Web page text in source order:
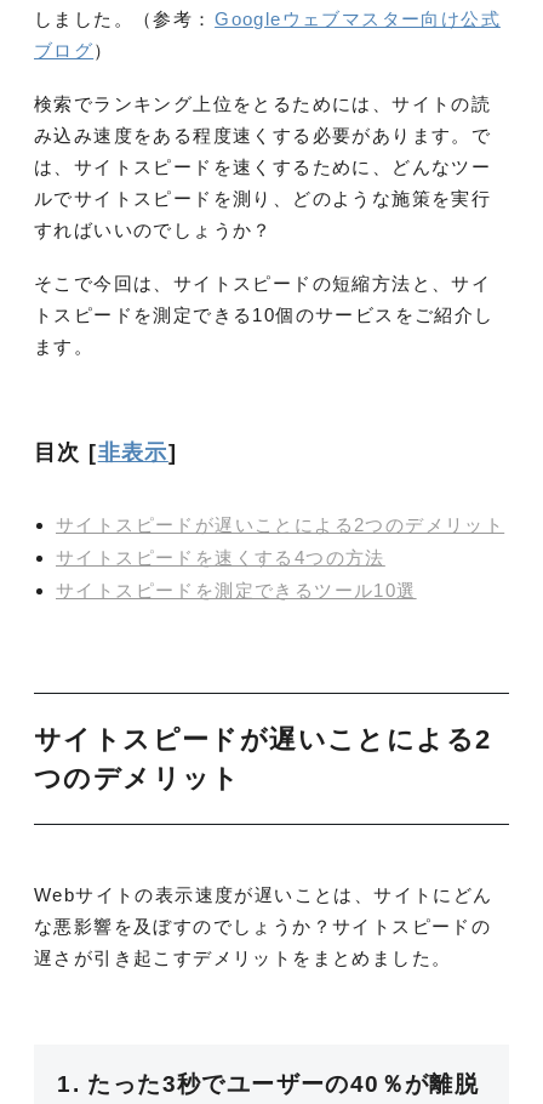
しました。（参考： Googleウェブマスター向け公式
ブログ）
検索でランキング上位をとるためには、サイトの読
み込み速度をある程度速くする必要があります。で
は、サイトスピードを速くするために、どんなツー
ルでサイトスピードを測り、どのような施策を実行
すればいいのでしょうか？
そこで今回は、サイトスピードの短縮方法と、サイ
トスピードを測定できる10個のサービスをご紹介し
ます。
目次 [非表示]
サイトスピードが遅いことによる2つのデメリット
サイトスピードを速くする4つの方法
サイトスピードを測定できるツール10選
サイトスピードが遅いことによる2
つのデメリット
Webサイトの表示速度が遅いことは、サイトにどん
な悪影響を及ぼすのでしょうか？サイトスピードの
遅さが引き起こすデメリットをまとめました。
1. たった3秒でユーザーの40％が離脱